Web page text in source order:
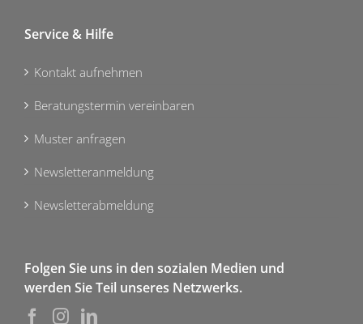
Service & Hilfe
Kontakt aufnehmen
Beratungstermin vereinbaren
Muster anfragen
Newsletteranmeldung
Newsletterabmeldung
Folgen Sie uns in den sozialen Medien und
werden Sie Teil unseres Netzwerks.